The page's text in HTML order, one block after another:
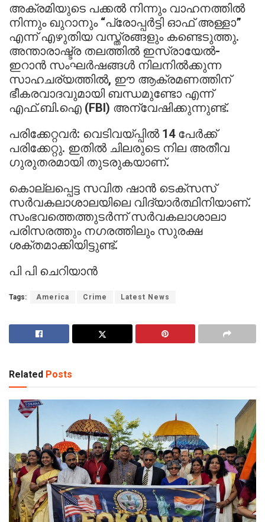
അക്രമിയുടെ പക്കൽ നിന്നും വാഹനത്തിൽ
നിന്നും ഖുറാനും “പ്രോപ്പർട്ടി ഓഫ് അള്ളാ”
എന്ന് എഴുതിയ വസ്ത്രങ്ങളും കണ്ടെടുത്തു.
അന്താരാഷ്ട്ര തലത്തിൽ ഇസ്രായേൽ-
ഇറാൻ സംഘർഷങ്ങൾ നിലനിൽക്കുന്ന
സാഹചര്യത്തിൽ, ഈ ആക്രമണത്തിന്
ഭീകരവാദവുമായി ബന്ധമുണ്ടോ എന്ന്
എഫ്.ബി.ഐ (FBI) അന്വേഷിക്കുന്നുണ്ട്.
പരിക്കേറ്റവർ: വെടിവയ്പ്പിൽ 14 പേർക്ക്
പരിക്കേറ്റു. ഇതിൽ ചിലരുടെ നില അതീവ
ഗുരുതരമായി തുടരുകയാണ്.
കൊല്ലപ്പെട്ട സവിത ഷാൻ ടെക്സസ്
സർവകലാശാലയിലെ വിദ്യാർത്ഥിനിയാണ്.
സംഭവത്തെത്തുടർന്ന് സർവകലാശാലാ
പരിസരത്തും നഗരത്തിലും സുരക്ഷ
ശക്തമാക്കിയിട്ടുണ്ട്.
പി പി ചെറിയാൻ
Tags: America Crime Latest News
Related Posts